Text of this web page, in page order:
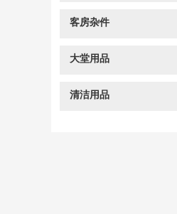
客房杂件
大堂用品
清洁用品